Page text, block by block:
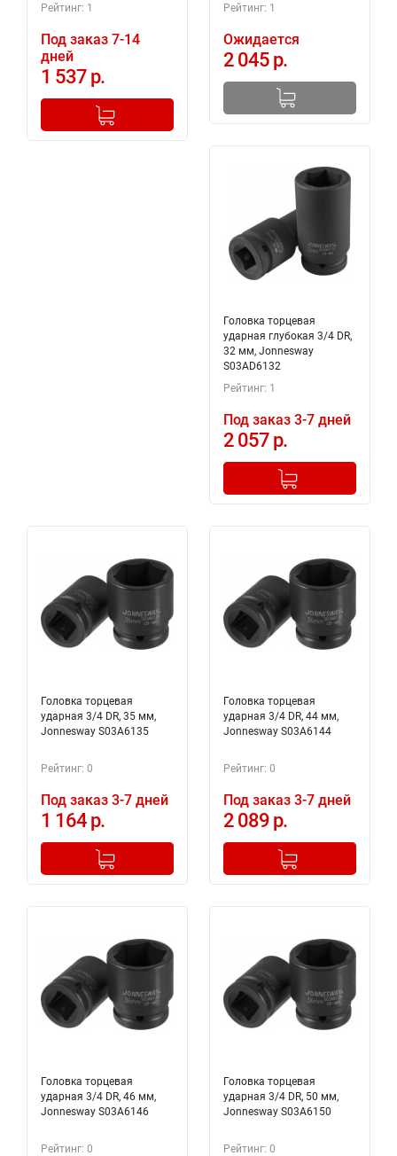
Рейтинг: 1
Под заказ 7-14
дней
1 537 р.
+
Добавлено в корзину
Рейтинг: 1
Ожидается
2 045 р.
Головка торцевая
ударная глубокая 3/4 DR,
32 мм, Jonnesway
S03AD6132
Рейтинг: 1
Под заказ 3-7 дней
2 057 р.
+
Добавлено в корзину
Головка торцевая
ударная 3/4 DR, 35 мм,
Jonnesway S03A6135
Рейтинг: 0
Под заказ 3-7 дней
1 164 р.
+
Добавлено в корзину
Головка торцевая
ударная 3/4 DR, 44 мм,
Jonnesway S03A6144
Рейтинг: 0
Под заказ 3-7 дней
2 089 р.
+
Добавлено в корзину
Головка торцевая
ударная 3/4 DR, 46 мм,
Jonnesway S03A6146
Рейтинг: 0
Головка торцевая
ударная 3/4 DR, 50 мм,
Jonnesway S03A6150
Рейтинг: 0